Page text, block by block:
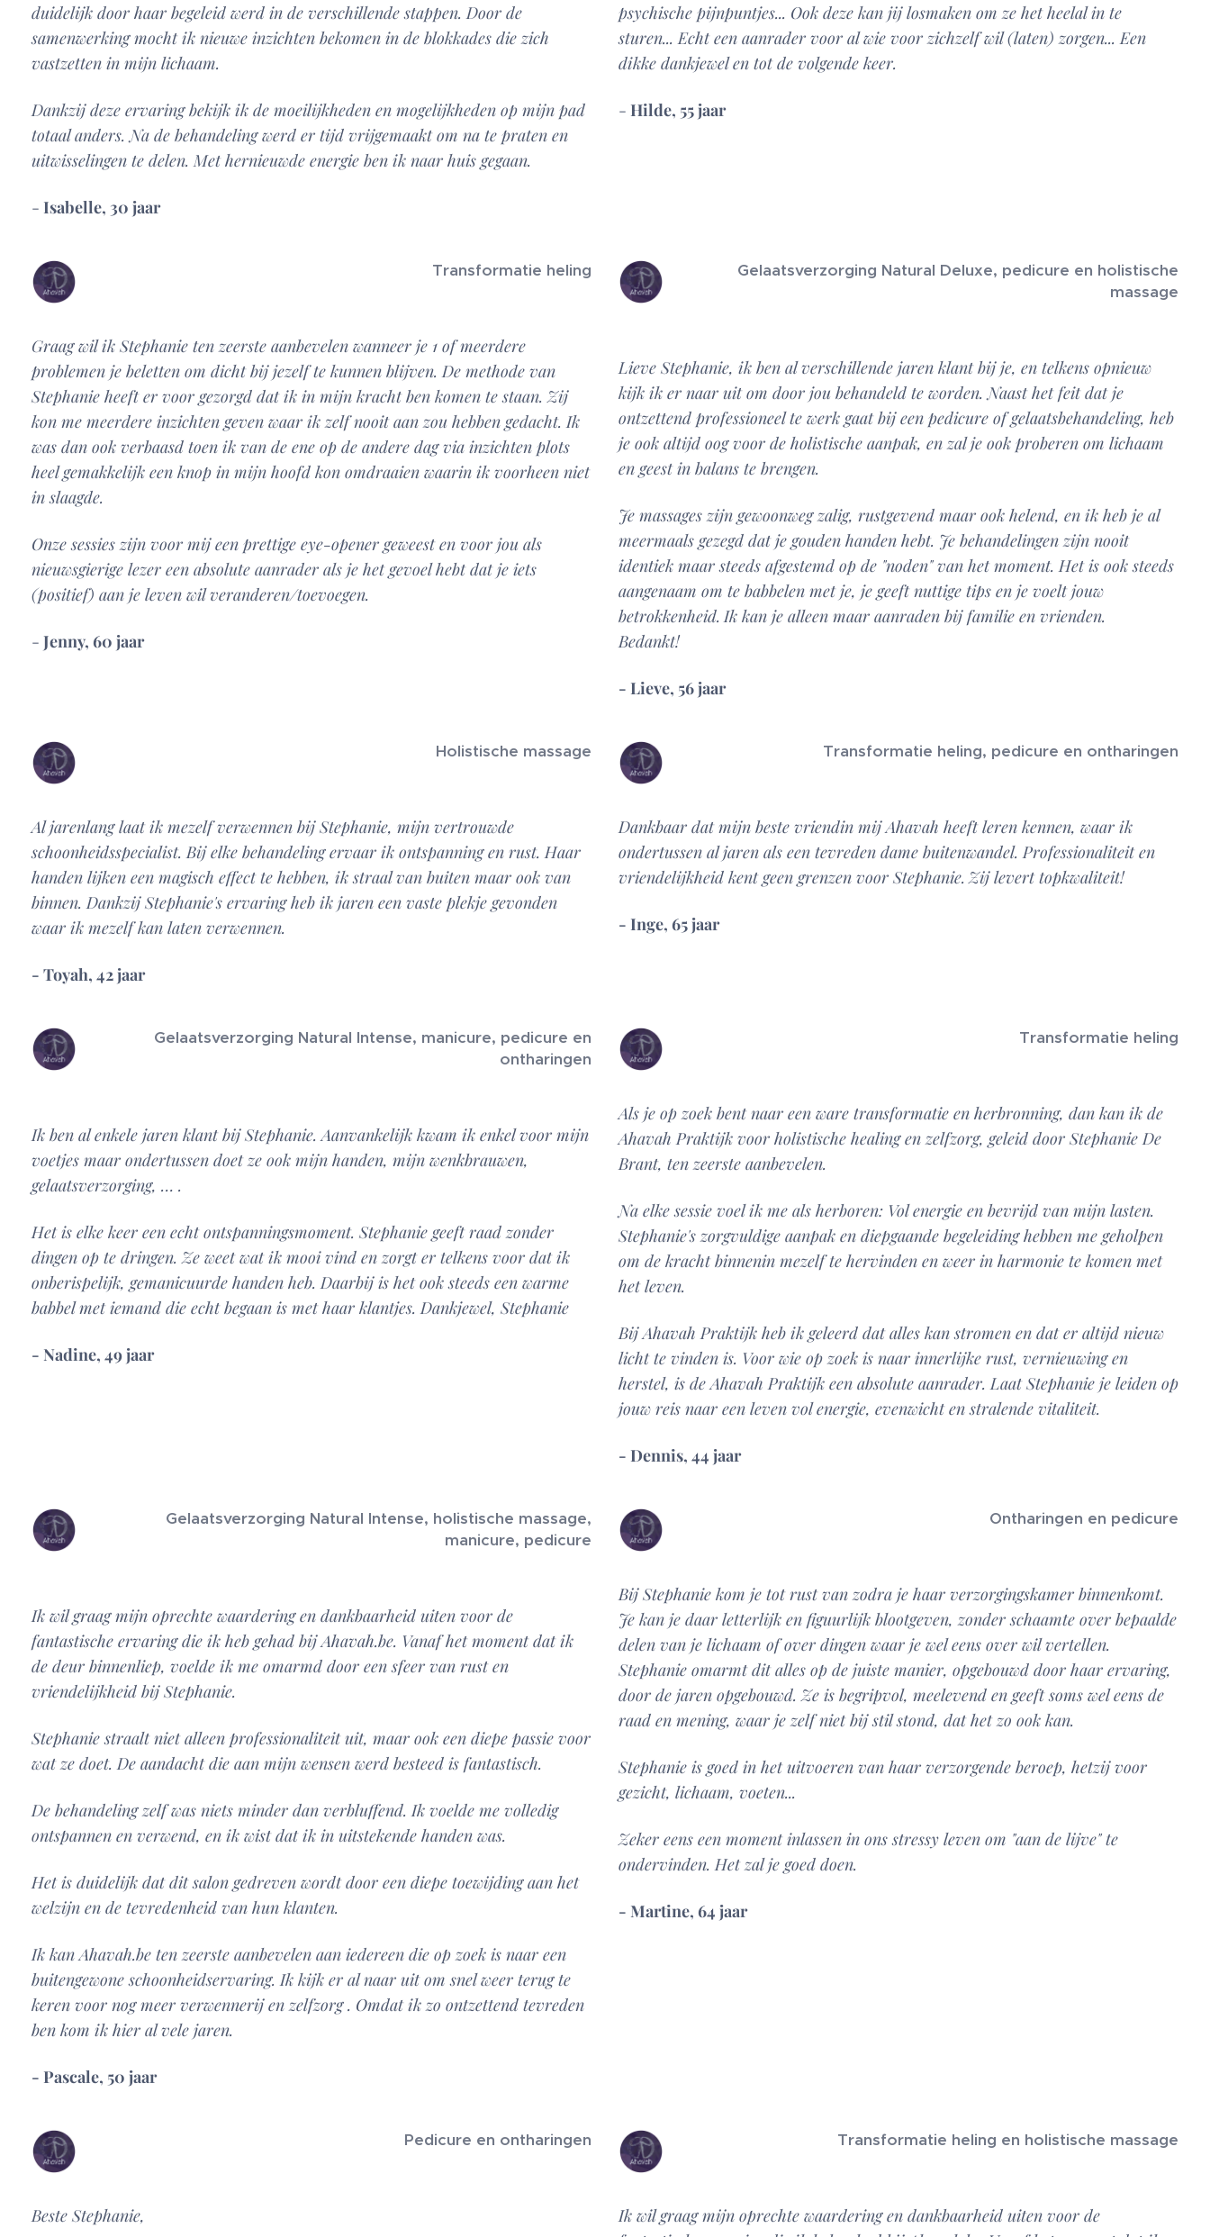
duidelijk door haar begeleid werd in de verschillende stappen. Door de
samenwerking mocht ik nieuwe inzichten bekomen in de blokkades die zich
vastzetten in mijn lichaam.
Dankzij deze ervaring bekijk ik de moeilijkheden en mogelijkheden op mijn pad
totaal anders. Na de behandeling werd er tijd vrijgemaakt om na te praten en
uitwisselingen te delen. Met hernieuwde energie ben ik naar huis gegaan.
- Isabelle, 30 jaar
psychische pijnpuntjes... Ook deze kan jij losmaken om ze het heelal in te
sturen... Echt een aanrader voor al wie voor zichzelf wil (laten) zorgen... Een
dikke dankjewel en tot de volgende keer.
- Hilde, 55 jaar
Transformatie heling
Graag wil ik Stephanie ten zeerste aanbevelen wanneer je 1 of meerdere
problemen je beletten om dicht bij jezelf te kunnen blijven. De methode van
Stephanie heeft er voor gezorgd dat ik in mijn kracht ben komen te staan. Zij
kon me meerdere inzichten geven waar ik zelf nooit aan zou hebben gedacht. Ik
was dan ook verbaasd toen ik van de ene op de andere dag via inzichten plots
heel gemakkelijk een knop in mijn hoofd kon omdraaien waarin ik voorheen niet
in slaagde.
Onze sessies zijn voor mij een prettige eye-opener geweest en voor jou als
nieuwsgierige lezer een absolute aanrader als je het gevoel hebt dat je iets
(positief) aan je leven wil veranderen/toevoegen.
- Jenny, 60 jaar
Gelaatsverzorging Natural Deluxe, pedicure en holistische
massage
Lieve Stephanie, ik ben al verschillende jaren klant bij je, en telkens opnieuw
kijk ik er naar uit om door jou behandeld te worden. Naast het feit dat je
ontzettend professioneel te werk gaat bij een pedicure of gelaatsbehandeling, heb
je ook altijd oog voor de holistische aanpak, en zal je ook proberen om lichaam
en geest in balans te brengen.
Je massages zijn gewoonweg zalig, rustgevend maar ook helend, en ik heb je al
meermaals gezegd dat je gouden handen hebt. Je behandelingen zijn nooit
identiek maar steeds afgestemd op de "noden" van het moment. Het is ook steeds
aangenaam om te babbelen met je, je geeft nuttige tips en je voelt jouw
betrokkenheid. Ik kan je alleen maar aanraden bij familie en vrienden.
Bedankt!
- Lieve, 56 jaar
Holistische massage
Al jarenlang laat ik mezelf verwennen bij Stephanie, mijn vertrouwde
schoonheidsspecialist. Bij elke behandeling ervaar ik ontspanning en rust. Haar
handen lijken een magisch effect te hebben, ik straal van buiten maar ook van
binnen. Dankzij Stephanie's ervaring heb ik jaren een vaste plekje gevonden
waar ik mezelf kan laten verwennen.
- Toyah, 42 jaar
Transformatie heling, pedicure en ontharingen
Dankbaar dat mijn beste vriendin mij Ahavah heeft leren kennen, waar ik
ondertussen al jaren als een tevreden dame buitenwandel. Professionaliteit en
vriendelijkheid kent geen grenzen voor Stephanie. Zij levert topkwaliteit!
- Inge, 65 jaar
Gelaatsverzorging Natural Intense, manicure, pedicure en
ontharingen
Ik ben al enkele jaren klant bij Stephanie. Aanvankelijk kwam ik enkel voor mijn
voetjes maar ondertussen doet ze ook mijn handen, mijn wenkbrauwen,
gelaatsverzorging, … .
Het is elke keer een echt ontspanningsmoment. Stephanie geeft raad zonder
dingen op te dringen. Ze weet wat ik mooi vind en zorgt er telkens voor dat ik
onberispelijk, gemanicuurde handen heb. Daarbij is het ook steeds een warme
babbel met iemand die echt begaan is met haar klantjes. Dankjewel, Stephanie
- Nadine, 49 jaar
Transformatie heling
Als je op zoek bent naar een ware transformatie en herbronning, dan kan ik de
Ahavah Praktijk voor holistische healing en zelfzorg, geleid door Stephanie De
Brant, ten zeerste aanbevelen.
Na elke sessie voel ik me als herboren: Vol energie en bevrijd van mijn lasten.
Stephanie's zorgvuldige aanpak en diepgaande begeleiding hebben me geholpen
om de kracht binnenin mezelf te hervinden en weer in harmonie te komen met
het leven.
Bij Ahavah Praktijk heb ik geleerd dat alles kan stromen en dat er altijd nieuw
licht te vinden is. Voor wie op zoek is naar innerlijke rust, vernieuwing en
herstel, is de Ahavah Praktijk een absolute aanrader. Laat Stephanie je leiden op
jouw reis naar een leven vol energie, evenwicht en stralende vitaliteit.
- Dennis, 44 jaar
Gelaatsverzorging Natural Intense, holistische massage,
manicure, pedicure
Ik wil graag mijn oprechte waardering en dankbaarheid uiten voor de
fantastische ervaring die ik heb gehad bij Ahavah.be. Vanaf het moment dat ik
de deur binnenliep, voelde ik me omarmd door een sfeer van rust en
vriendelijkheid bij Stephanie.
Stephanie straalt niet alleen professionaliteit uit, maar ook een diepe passie voor
wat ze doet. De aandacht die aan mijn wensen werd besteed is fantastisch.
De behandeling zelf was niets minder dan verbluffend. Ik voelde me volledig
ontspannen en verwend, en ik wist dat ik in uitstekende handen was.
Het is duidelijk dat dit salon gedreven wordt door een diepe toewijding aan het
welzijn en de tevredenheid van hun klanten.
Ik kan Ahavah.be ten zeerste aanbevelen aan iedereen die op zoek is naar een
buitengewone schoonheidservaring. Ik kijk er al naar uit om snel weer terug te
keren voor nog meer verwennerij en zelfzorg . Omdat ik zo ontzettend tevreden
ben kom ik hier al vele jaren.
- Pascale, 50 jaar
Ontharingen en pedicure
Bij Stephanie kom je tot rust van zodra je haar verzorgingskamer binnenkomt.
Je kan je daar letterlijk en figuurlijk blootgeven, zonder schaamte over bepaalde
delen van je lichaam of over dingen waar je wel eens over wil vertellen.
Stephanie omarmt dit alles op de juiste manier, opgebouwd door haar ervaring,
door de jaren opgebouwd. Ze is begripvol, meelevend en geeft soms wel eens de
raad en mening, waar je zelf niet bij stil stond, dat het zo ook kan.
Stephanie is goed in het uitvoeren van haar verzorgende beroep, hetzij voor
gezicht, lichaam, voeten...
Zeker eens een moment inlassen in ons stressy leven om "aan de lijve" te
ondervinden. Het zal je goed doen.
- Martine, 64 jaar
Pedicure en ontharingen
Beste Stephanie,
Transformatie heling en holistische massage
Ik wil graag mijn oprechte waardering en dankbaarheid uiten voor de